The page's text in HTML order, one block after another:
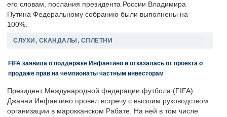
его словам, послания президента России Владимира
Путина Федеральному собранию были выполнены на
100%.
СЛУХИ, СКАНДАЛЫ, СПЛЕТНИ
FIFA заявила о поддержке Инфантино и отказалась от проекта о
продаже прав на чемпионаты частным инвесторам
Президент Международной федерации футбола (FIFA)
Джанни Инфантино провел встречу с высшим руководством
организации в марокканском Рабате. На ней в том числе